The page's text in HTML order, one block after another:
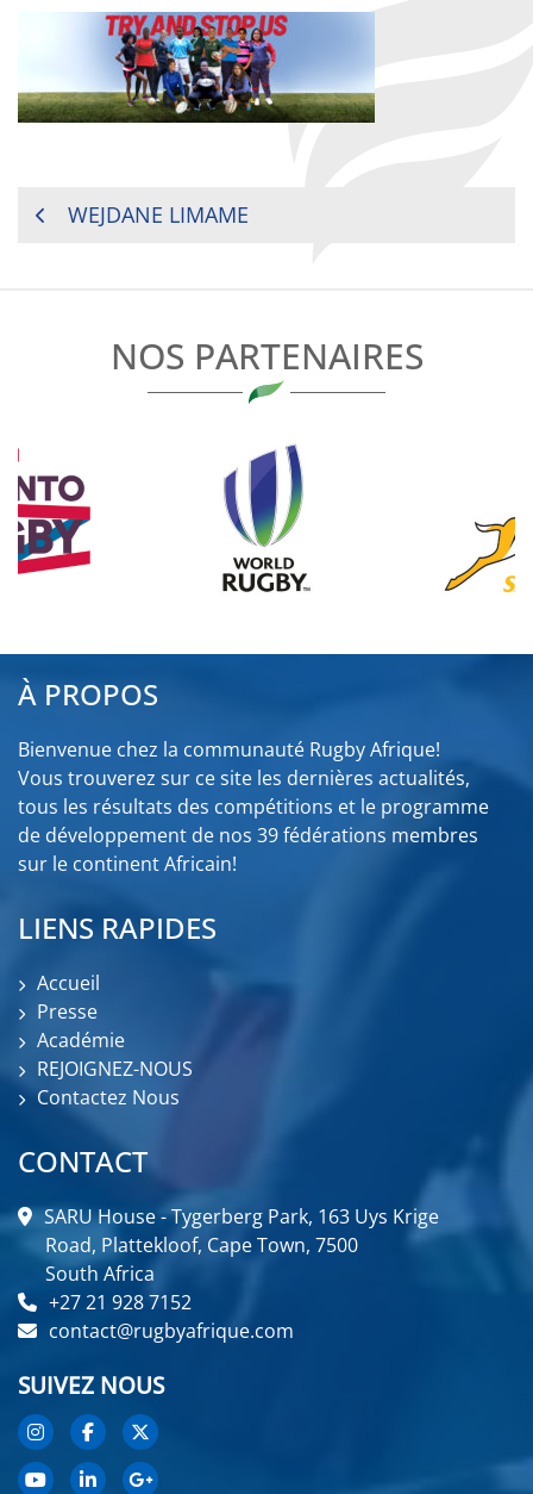
NAVIGATION
WEJDANE LIMAME
NOS PARTENAIRES
À PROPOS
Bienvenue chez la communauté Rugby Afrique!
Vous trouverez sur ce site les dernières actualités,
tous les résultats des compétitions et le programme
de développement de nos 39 fédérations membres
sur le continent Africain!
LIENS RAPIDES
Accueil
Presse
Académie
REJOIGNEZ-NOUS
Contactez Nous
CONTACT
SARU House - Tygerberg Park, 163 Uys Krige
Road, Plattekloof, Cape Town, 7500
South Africa
+27 21 928 7152
contact@rugbyafrique.com
SUIVEZ NOUS